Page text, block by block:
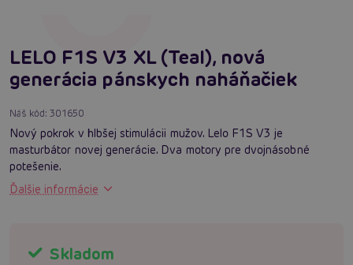
LELO F1S V3 XL (Teal), nová
generácia pánskych naháňačiek
Náš kód:301650
Nový pokrok v hlbšej stimulácii mužov. Lelo F1S V3 je
masturbátor novej generácie. Dva motory pre dvojnásobné
potešenie.
Ďalšie informácie
Skladom